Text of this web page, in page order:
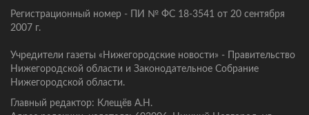
Регистрационный номер - ПИ № ФС 18-3541 от 20 сентября
2007 г.
Учредители газеты «Нижегородские новости» - Правительство
Нижегородской области и Законодательное Собрание
Нижегородской области.
Главный редактор: Клещёв А.Н.